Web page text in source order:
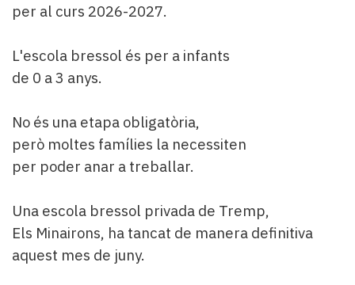
per al curs 2026-2027.
L'escola bressol és per a infants
de 0 a 3 anys.
No és una etapa obligatòria,
però moltes famílies la necessiten
per poder anar a treballar.
Una escola bressol privada de Tremp,
Els Minairons, ha tancat de manera definitiva
aquest mes de juny.